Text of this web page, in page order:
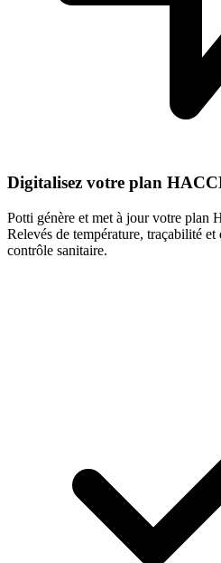
Digitalisez votre plan
Potti génère et met à jour votre plan
Relevés de température, traçabilité
contrôle sanitaire.